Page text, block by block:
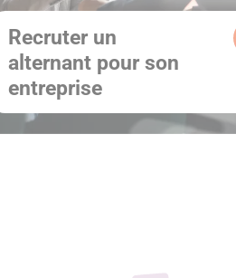
Recruter un
alternant pour son
entreprise